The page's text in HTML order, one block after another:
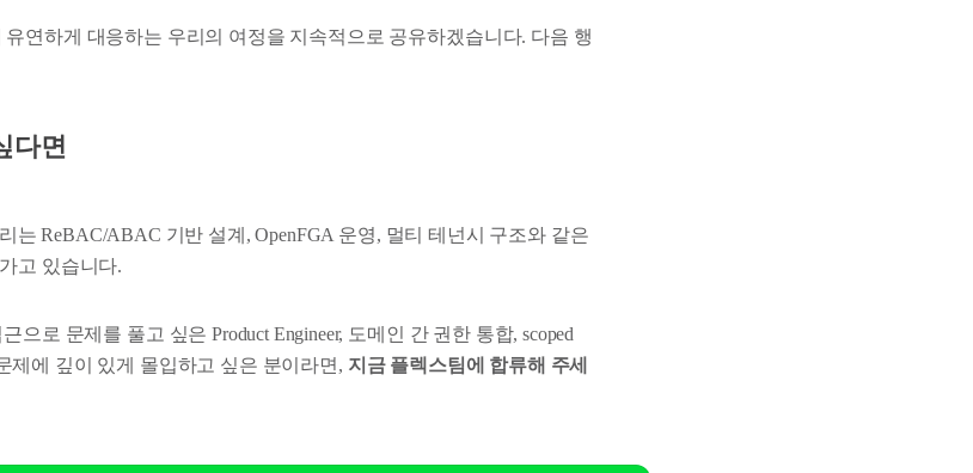
유연하게 대응하는 우리의 여정을 지속적으로 공유하겠습니다. 다음 행
다면
는 ReBAC/ABAC 기반 설계, OpenFGA 운영, 멀티 테넌시 구조와 같은
고 있습니다.
으로 문제를 풀고 싶은 Product Engineer, 도메인 간 권한 통합, scoped
제에 깊이 있게 몰입하고 싶은 분이라면, 지금 플렉스팀에 합류해 주세